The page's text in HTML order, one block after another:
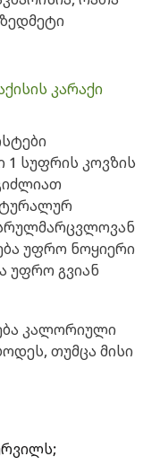
კარაქი
1 სუფრის კოვზის
უფრო ნოყიერი
უფრო გვიან
კალორიული
თუმცა მისი